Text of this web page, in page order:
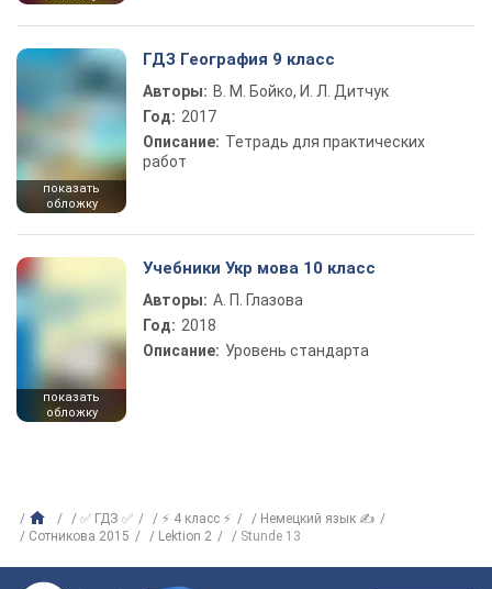
показать
обложку
ГДЗ География 9 класс
Авторы: В. М. Бойко, И. Л. Дитчук
Год: 2017
Описание: Тетрадь для практических
работ
показать
обложку
Учебники Укр мова 10 класс
Авторы: А. П. Глазова
Год: 2018
Описание: Уровень стандарта
✅ ГДЗ ✅ ⚡ 4 класс ⚡
Немецкий язык ✍
Сотникова 2015
Lektion 2 Stunde 13